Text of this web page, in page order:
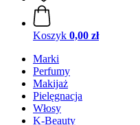
Koszyk 0,00 zł
Marki
Perfumy
Makijaż
Pielęgnacja
Włosy
K-Beauty